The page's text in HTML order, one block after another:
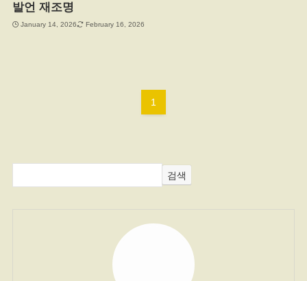
발언 재조명
January 14, 2026 February 16, 2026
1
검색